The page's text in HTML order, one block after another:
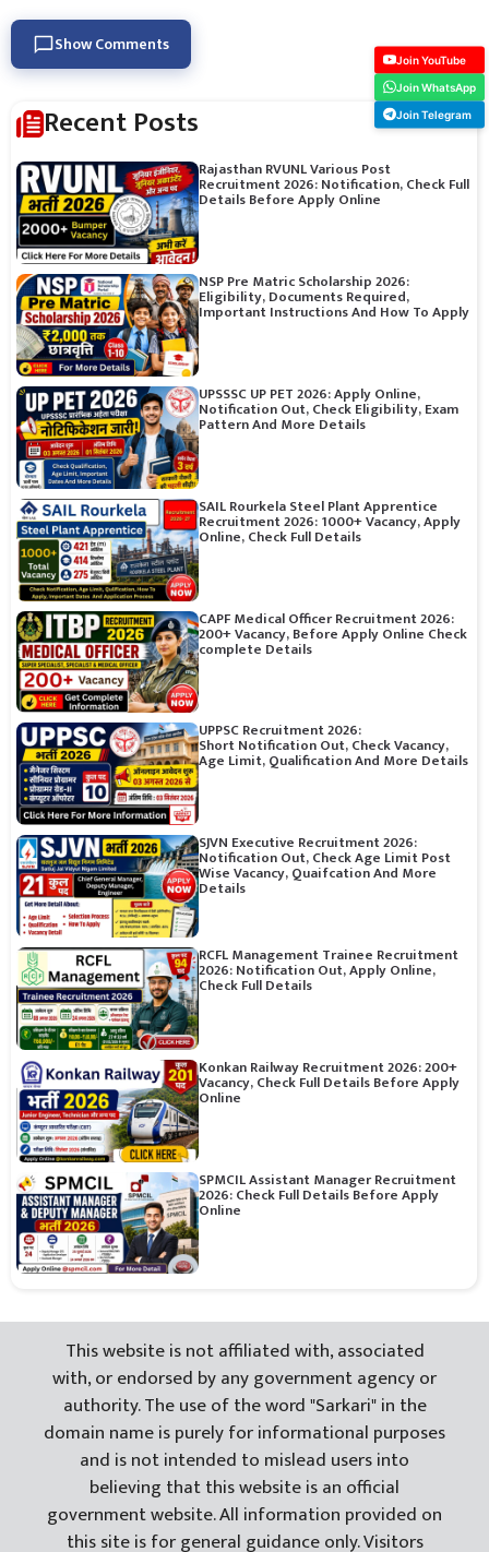
Show Comments
Recent Posts
Rajasthan RVUNL Various Post
Recruitment 2026: Notification, Check Full
Details Before Apply Online
NSP Pre Matric Scholarship 2026:
Eligibility, Documents Required,
Important Instructions And How To Apply
UPSSSC UP PET 2026: Apply Online,
Notification Out, Check Eligibility, Exam
Pattern And More Details
SAIL Rourkela Steel Plant Apprentice
Recruitment 2026: 1000+ Vacancy, Apply
Online, Check Full Details
CAPF Medical Officer Recruitment 2026:
200+ Vacancy, Before Apply Online Check
complete Details
UPPSC Recruitment 2026:
Short Notification Out, Check Vacancy,
Age Limit, Qualification And More Details
SJVN Executive Recruitment 2026:
Notification Out, Check Age Limit Post
Wise Vacancy, Quaifcation And More
Details
RCFL Management Trainee Recruitment
2026: Notification Out, Apply Online,
Check Full Details
Konkan Railway Recruitment 2026: 200+
Vacancy, Check Full Details Before Apply
Online
SPMCIL Assistant Manager Recruitment
2026: Check Full Details Before Apply
Online
This website is not affiliated with, associated
with, or endorsed by any government agency or
authority. The use of the word "Sarkari" in the
domain name is purely for informational purposes
and is not intended to mislead users into
believing that this website is an official
government website. All information provided on
this site is for general guidance only. Visitors
Join YouTube
Join WhatsApp
Join Telegram